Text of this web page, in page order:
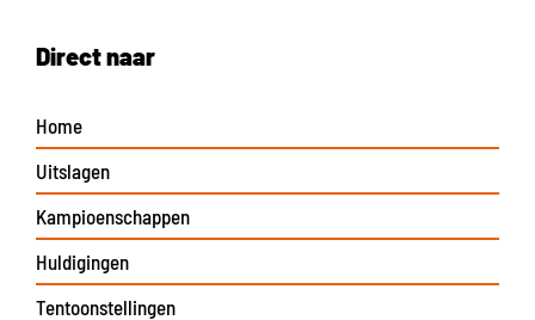
Direct naar
Home
Uitslagen
Kampioenschappen
Huldigingen
Tentoonstellingen